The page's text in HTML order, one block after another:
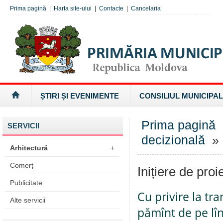
Prima pagină Harta site-ului Contacte Cancelaria
ȘTIRI ȘI EVENIMENTE CONSILIUL MUNICIPAL
SERVICII
Arhitectură +
Comerț
Publicitate
Alte servicii
Prima pagină
decizională »
Inițiere de
Cu privire la
pămînt de pe